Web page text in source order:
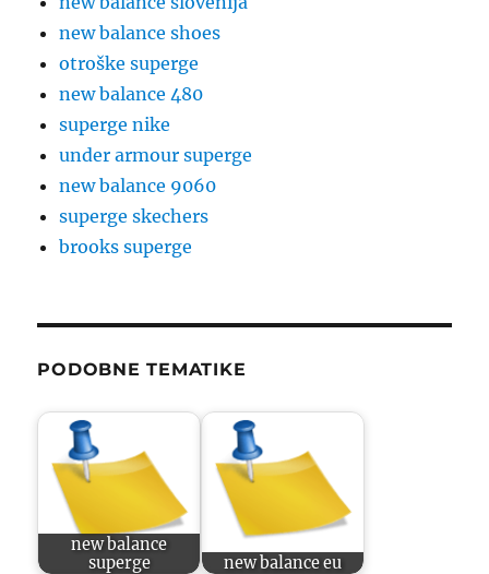
new balance shoes
otroške superge
new balance 480
superge nike
under armour superge
new balance 9060
superge skechers
brooks superge
PODOBNE TEMATIKE
new balance
superge
new balance eu